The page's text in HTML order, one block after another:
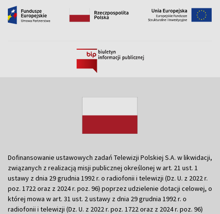
Dofinansowanie ustawowych zadań Telewizji Polskiej S.A. w likwidacji,
związanych z realizacją misji publicznej określonej w art. 21 ust. 1
ustawy z dnia 29 grudnia 1992 r. o radiofonii i telewizji (Dz. U. z 2022 r.
poz. 1722 oraz z 2024 r. poz. 96) poprzez udzielenie dotacji celowej, o
której mowa w art. 31 ust. 2 ustawy z dnia 29 grudnia 1992 r. o
radiofonii i telewizji (Dz. U. z 2022 r. poz. 1722 oraz z 2024 r. poz. 96)